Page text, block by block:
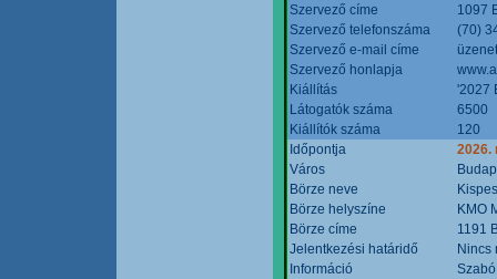
Szervező címe
1097
Szervező telefonszáma
(70)
Szervező e-mail címe
Szervező honlapja
Kiállítás
'2027
Látogatók száma
6500
Kiállítók száma
120
Időpontja
2026.
Város
Börze neve
Börze helyszíne
KMO
Börze címe
1191
Jelentkezési határidő
Nincs
Információ